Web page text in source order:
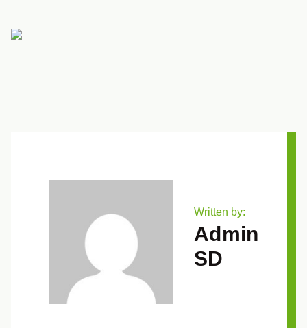
Written by:
Admin
SD